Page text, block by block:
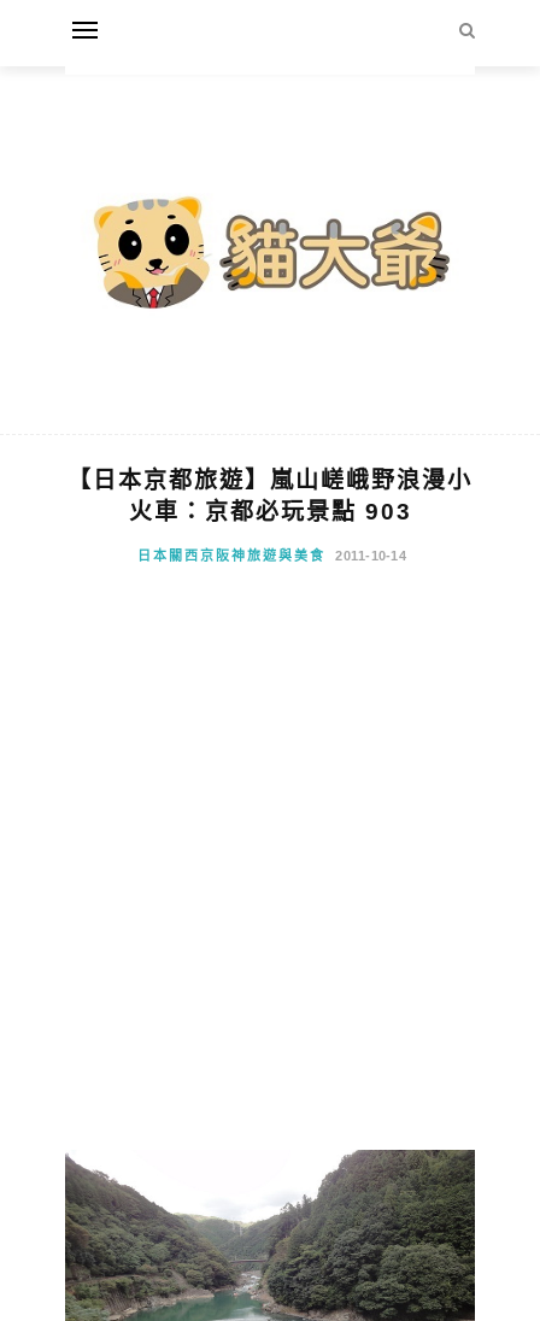
【日本京都旅遊】嵐山嵯峨野浪漫小
火車：京都必玩景點 903
日本關西京阪神旅遊與美食 2011-10-14